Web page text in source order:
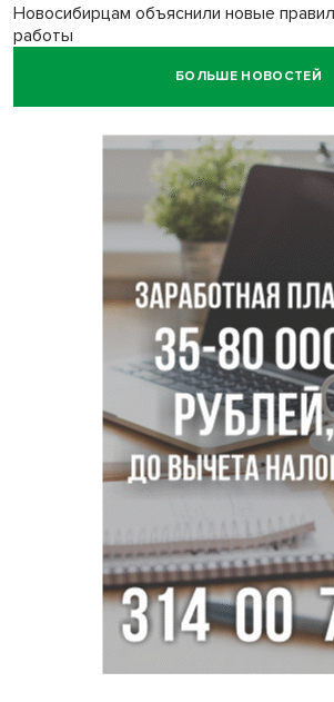
Новосибирцам объяснили новые
работы
БОЛЬШЕ НОВОСТЕЙ